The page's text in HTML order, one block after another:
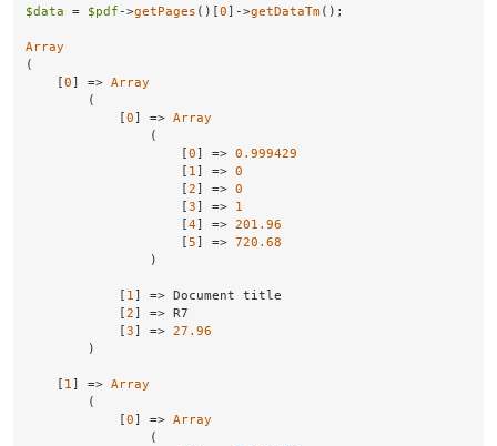
$data = $pdf ->getPages ()[0]->getDataTm();
Array
(
    [
0] => Array
        (
            [
0] => Array
                (
                    [
0] => 0.999429
                    [
1] => 0
                    [
2] => 0
                    [
3] => 1
                    [
4] => 201.96
                    [
5] => 720.68
                )
            [
1] => Document title
            [
2] => R7
            [
3] => 27.96
        )
    [
1] => Array
        (
            [
0] => Array
                (